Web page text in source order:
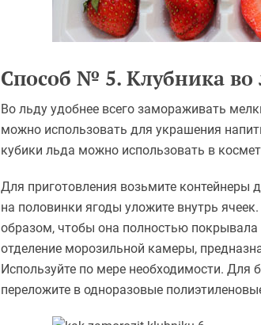
Способ № 5. Клубника во
Во льду удобнее всего замораживать
можно использовать для украшения
кубики льда можно использовать в
Для приготовления возьмите
на половинки ягоды уложите внутрь
образом, чтобы она полностью покрывала
отделение морозильной камеры,
Используйте по мере необходимости. Для
переложите в одноразовые